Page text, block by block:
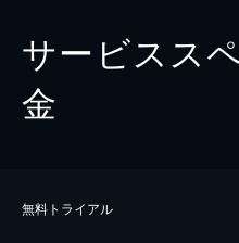
サービスス
金
無料トライアル